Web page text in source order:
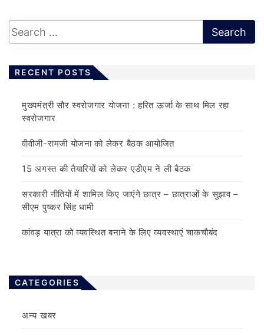
RECENT POSTS
मुख्यमंत्री सौर स्वरोजगार योजना : हरित ऊर्जा के साथ मिल रहा
स्वरोजगार
वीवीजी-रामजी योजना को लेकर बैठक आयोजित
15 अगस्त की तैयारियों को लेकर एडीएम ने ली बैठक
सरकारी नीतियों में शामिल किए जाएंगे छात्र – छात्राओं के सुझाव –
सीएम पुष्कर सिंह धामी
कांवड़ यात्रा को व्यवस्थित बनाने के लिए व्यवस्थाएं चाकचौबंद
CATEGORIES
अन्य खबर